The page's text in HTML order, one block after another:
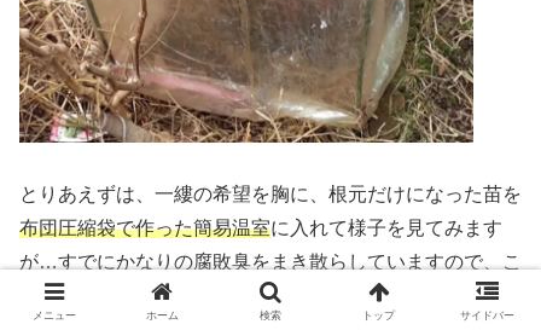
とりあえずは、一縷の希望を胸に、根元だけになった苗を
布団圧縮袋で作った簡易温室に入れて様子を見てみます
が…すでにかなりの腐敗臭をまき散らしていますので、こ
こから復活するのは至難の業でしょう。
メニュー ホーム 検索 トップ サイドバー